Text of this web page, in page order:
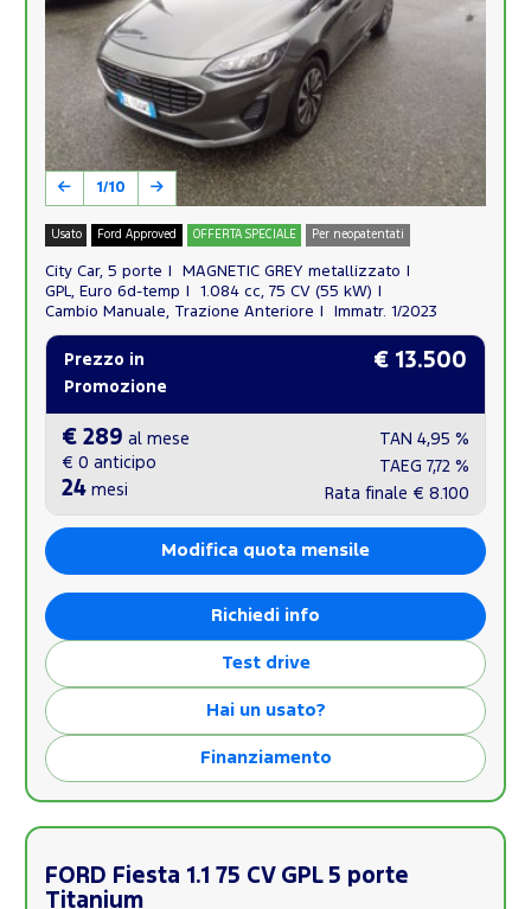
1/10
Usato Ford Approved OFFERTA SPECIALE Per neopatentati
City Car, 5 porte
MAGNETIC GREY metallizzato
GPL, Euro 6d-temp
1.084 cc, 75 CV (55 kW)
Cambio Manuale, Trazione Anteriore
Immatr. 1/2023
Prezzo in
Promozione
€ 13.500
€ 289 al mese
€ 0 anticipo
24 mesi
TAN 4,95 %
TAEG 7,72 %
Rata finale € 8.100
Modifica quota mensile
Richiedi info
Test drive
Hai un usato?
Finanziamento
FORD Fiesta 1.1 75 CV GPL 5 porte
Titanium